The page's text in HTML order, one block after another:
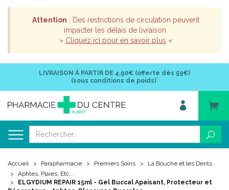
Attention : Des restrictions de circulation peuvent
impacter les délais de livraison.
» Cliquez ici pour en savoir plus «
LIVRAISON À PARTIR DE 4,90€ (offerte dès 59€)
(sous conditions de poids)*
Accueil Parapharmacie Premiers Soins
La Bouche et les Dents
Aphtes, Plaies, Etc...
ELGYDIUM REPAIR 15ml - Gel Buccal Apaisant, Protecteur et